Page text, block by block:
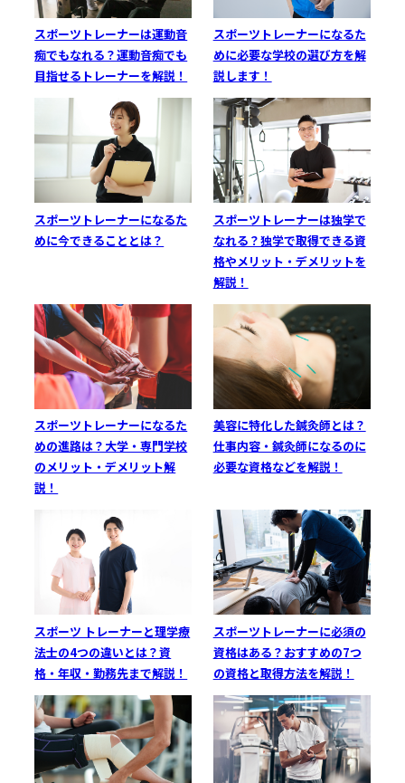
スポーツトレーナーは運動音
痴でもなれる？運動音痴でも
目指せるトレーナーを解説！
スポーツトレーナーになるた
めに必要な学校の選び方を解
説します！
スポーツトレーナーになるた
めに今できることとは？
スポーツトレーナーは独学で
なれる？独学で取得できる資
格やメリット・デメリットを
解説！
スポーツトレーナーになるた
めの進路は？大学・専門学校
のメリット・デメリット解
説！
美容に特化した鍼灸師とは？
仕事内容・鍼灸師になるのに
必要な資格などを解説！
スポーツ トレーナーと理学療
法士の4つの違いとは？資
格・年収・勤務先まで解説！
スポーツトレーナーに必須の
資格はある？おすすめの7つ
の資格と取得方法を解説！